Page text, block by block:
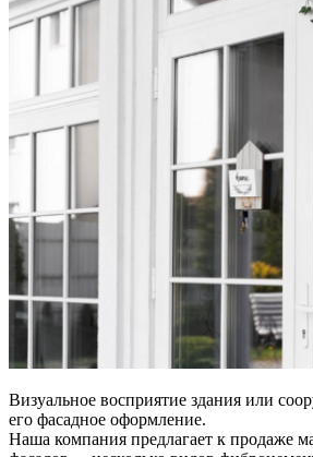
Визуальное восприятие здания или
его фасадное оформление.
Наша компания предлагает к продаже